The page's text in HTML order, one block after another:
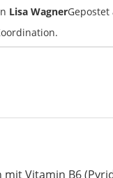
Lisa WagnerGepostet
Vitamin B6